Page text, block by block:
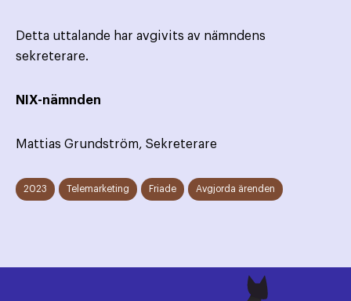
Detta uttalande har avgivits av nämndens
sekreterare.
NIX-nämnden
Mattias Grundström, Sekreterare
2023 Telemarketing Friade Avgjorda ärenden